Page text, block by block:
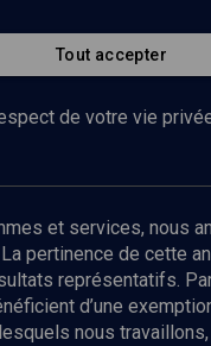
notre
Tout accepter
de votre vie
et services, nous
pertinence de cette
représentatifs.
d’une
nous